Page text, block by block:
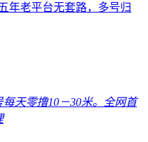
年老平台无套路，多号归